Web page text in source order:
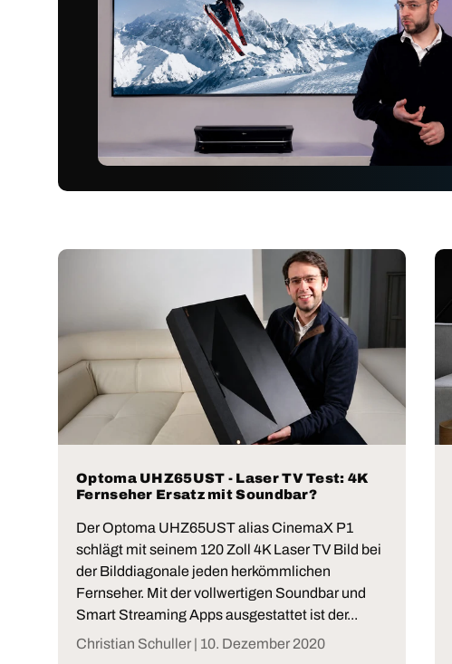
Optoma UHZ65UST - Laser TV Test: 4K
Fernseher Ersatz mit Soundbar?
Der Optoma UHZ65UST alias CinemaX P1
schlägt mit seinem 120 Zoll 4K Laser TV Bild bei
der Bilddiagonale jeden herkömmlichen
Fernseher. Mit der vollwertigen Soundbar und
Smart Streaming Apps ausgestattet ist der...
Christian Schuller | 10. Dezember 2020